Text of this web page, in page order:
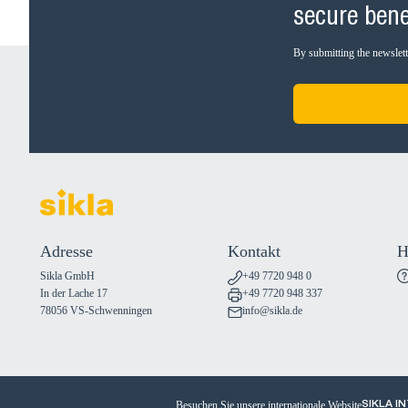
secure
By submitting the
Adresse
Sikla GmbH
In der Lache 17
78056 VS-Schwenningen
Kontakt
+49 7720 948 0
+49 7720 948 337
info@sikla.de
Besuchen Sie unsere internationale WebsiteSIKLA